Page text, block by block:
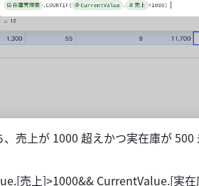
売上が 1000 超えかつ実在庫が 500
売上]>1000&& CurrentValue.[実